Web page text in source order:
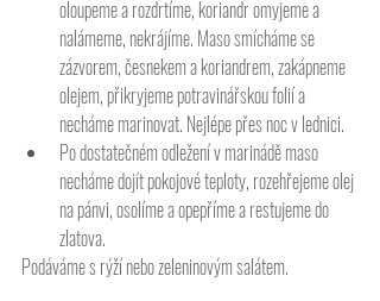
oloupeme a rozdrtíme, koriandr omyjeme a
nalámeme, nekrájíme. Maso smícháme se
zázvorem, česnekem a koriandrem, zakápneme
olejem, přikryjeme potravinářskou folií a
necháme marinovat. Nejlépe přes noc v lednici.
Po dostatečném odležení v marinádě maso
necháme dojít pokojové teploty, rozehřejeme olej
na pánvi, osolíme a opepříme a restujeme do
zlatova.
Podáváme s rýží nebo zeleninovým salátem.